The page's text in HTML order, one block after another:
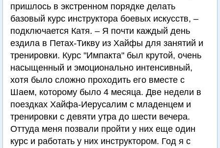
пришлось в экстренном порядке делать
базовый курс инструктора боевых искусств, –
подключается Катя. – Я почти каждый день
ездила в Петах-Тикву из Хайфы для занятий и
тренировки. Курс "Импакта" был крутой, очень
насыщенный и эмоционально интенсивный,
хотя было сложно проходить его вместе с
Шаем, которому было 4 месяца. Две недели в
поездках Хайфа-Иерусалим с младенцем и
тренировки с девяти утра до шести вечера.
Оттуда меня позвали пройти у них еще один
курс и работать у них инструктором. Год я с